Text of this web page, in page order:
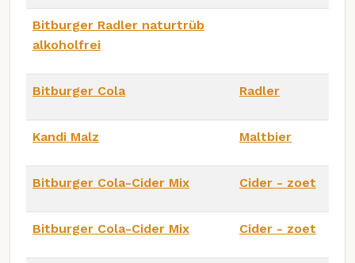
Bitburger Radler naturtrüb
alkoholfrei
Bitburger Cola Radler
Kandi Malz Maltbier
Bitburger Cola-Cider Mix Cider - zoet
Bitburger Cola-Cider Mix Cider - zoet